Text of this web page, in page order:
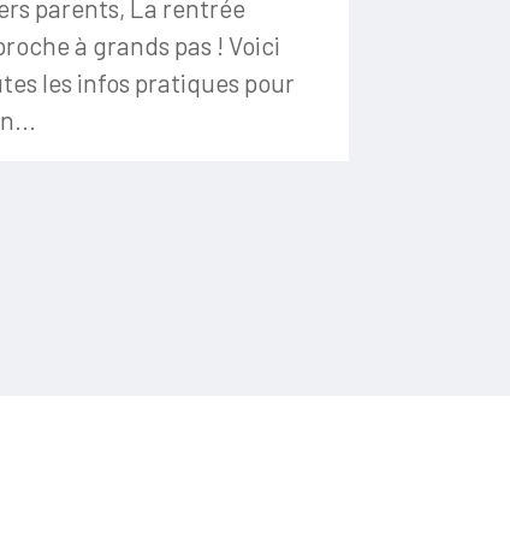
parents, La rentrée
à grands pas ! Voici
les infos pratiques pour